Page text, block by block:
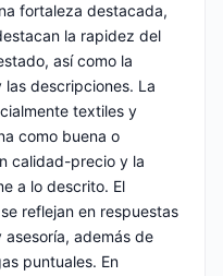
fortaleza destacada,
la rapidez del
así como la
descripciones. La
textiles y
como buena o
calidad-precio y la
a lo descrito. El
reflejan en respuestas
además de
puntuales. En